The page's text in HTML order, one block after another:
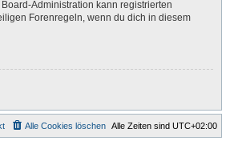
Administration kann registrierten
Forenregeln, wenn du dich in diesem
Alle Zeiten sind UTC+02:00
Alle Cookies löschen